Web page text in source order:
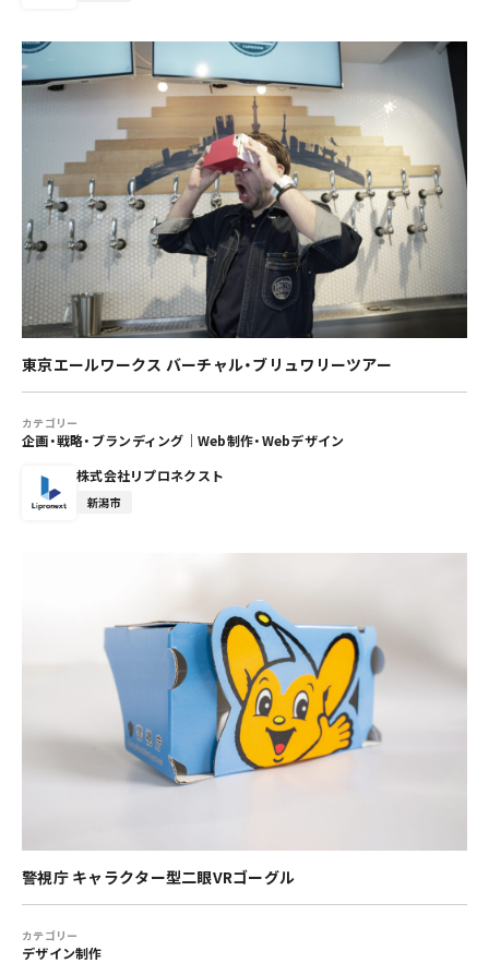
東京エールワークス バーチャル・ブリュワリーツアー
カテゴリー
企画・戦略・ブランディング ｜ Web制作・Webデザイン
株式会社リプロネクスト
新潟市
警視庁 キャラクター型二眼VRゴーグル
カテゴリー
デザイン制作